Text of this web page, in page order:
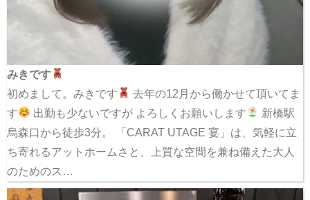
みきです
初めまして。みきです
去年の12月から働かせて頂いてま
す
出勤も少ないですが よろしくお願いします
新橋駅
烏森口から徒歩3分。 「CARAT UTAGE 宴」は、気軽に立
ち寄れるアットホームさと、上質な空間を兼ね備えた大人
のためのス…